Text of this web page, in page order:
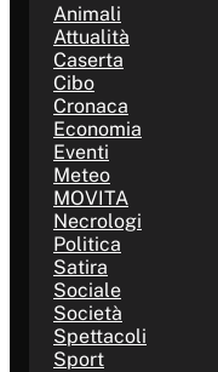
Animali
Attualità
Caserta
Cibo
Cronaca
Economia
Eventi
Meteo
MOVITA
Necrologi
Politica
Satira
Sociale
Società
Spettacoli
Sport